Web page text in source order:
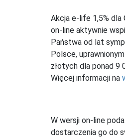
Akcja e-life 1,5% dla
on-line aktywnie
Państwa od lat
Polsce,
złotych dla ponad 9
Więcej informacji na
W wersji on-line
dostarczenia go do